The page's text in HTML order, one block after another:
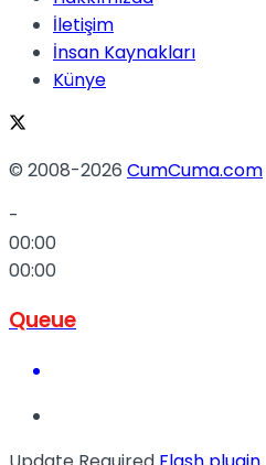
İletişim
İnsan Kaynakları
Künye
© 2008-2026 CumCuma.com
-
00:00
00:00
Queue